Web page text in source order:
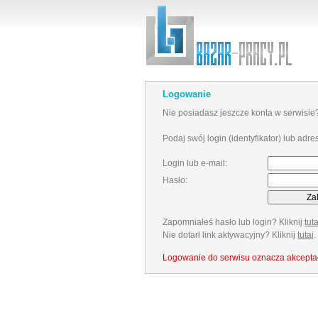
Logowanie
Nie posiadasz jeszcze konta w
Podaj swój login (identyfikator) lub
Login lub e-mail:
Hasło:
Zapomniałeś hasło lub login? Kliknij
Nie dotarł link aktywacyjny? Kliknijtutaj.
Logowanie do serwisu oznacza